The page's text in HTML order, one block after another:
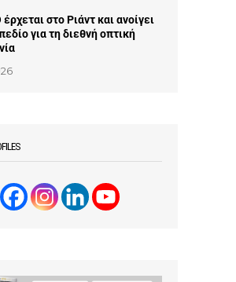
στο Ριάντ και ανοίγει
για τη διεθνή οπτική